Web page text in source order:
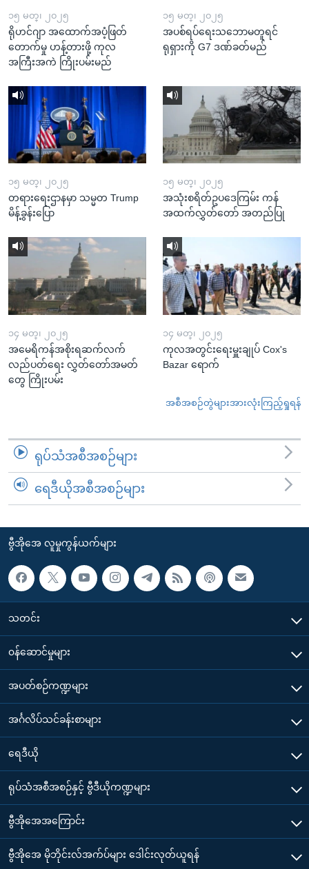
၁၅ မတ္၊ ၂၀၂၅
ရိုဟင်ဂျာ အထောက်အပံ့ဖြတ်
တောက်မှု ဟန့်တားဖို့ ကုလ
အကြီးအကဲ ကြိုးပမ်းမည်
၁၅ မတ္၊ ၂၀၂၅
အပစ်ရပ်ရေးသဘောမတူရင်
ရုရှားကို G7 ဒဏ်ခတ်မည်
၁၅ မတ္၊ ၂၀၂၅
တရားရေးဌာနမှာ သမ္မတ Trump
မိန့်ခွန်းပြော
၁၅ မတ္၊ ၂၀၂၅
အသုံးစရိတ်ဥပဒေကြမ်း ကန်
အထက်လွှတ်တော် အတည်ပြု
၁၄ မတ္၊ ၂၀၂၅
အမေရိကန်အစိုးရဆက်လက်
လည်ပတ်ရေး လွှတ်တော်အမတ်
တွေ ကြိုးပမ်း
၁၄ မတ္၊ ၂၀၂၅
ကုလအတွင်းရေးမှူးချုပ် Cox's
Bazar ရောက်
အစီအစဉ်တွဲများအားလုံးကြည့်ရှုရန်
ရုပ်သံအစီအစဉ်များ
ရေဒီယိုအစီအစဉ်များ
ဗွီအိုအေ လူမှုကွန်ယက်များ
သတင်း
၀န်ဆောင်မှုများ
အပတ်စဉ်ကဏ္ဍများ
အင်္ဂလိပ်သင်ခန်းစာများ
ရေဒီယို
ရုပ်သံအစီအစဉ်နှင့် ဗွီဒီယိုကဏ္ဍများ
ဗွီအိုအေအကြောင်း
ဗွီအိုအေ မိုဘိုင်းလ်အက်ပ်များ ဒေါင်းလုတ်ယူရန်